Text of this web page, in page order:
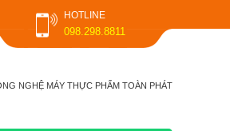
HOTLINE
098.298.8811
NGHỆ MÁY THỰC PHẨM TOÀN PHÁT